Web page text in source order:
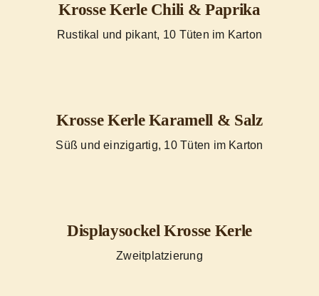
Krosse Kerle Chili & Paprika
Rustikal und pikant, 10 Tüten im Karton
Krosse Kerle Karamell & Salz
Süß und einzigartig, 10 Tüten im Karton
Displaysockel Krosse Kerle
Zweitplatzierung